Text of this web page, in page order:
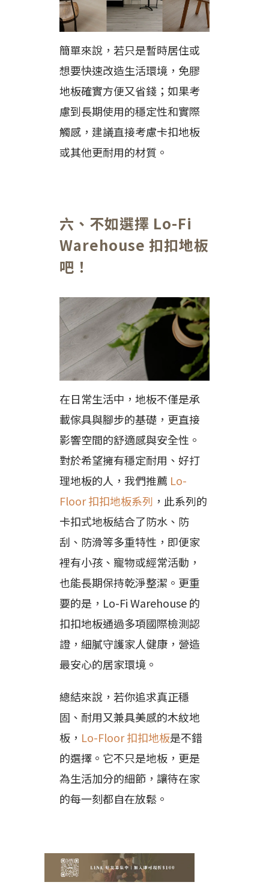
簡單來說，若只是暫時居住或
想要快速改造生活環境，免膠
地板確實方便又省錢；如果考
慮到長期使用的穩定性和實際
觸感，建議直接考慮卡扣地板
或其他更耐用的材質。
六、不如選擇 Lo-Fi
Warehouse 扣扣地板
吧！
在日常生活中，地板不僅是承
載傢具與腳步的基礎，更直接
影響空間的舒適感與安全性。
對於希望擁有穩定耐用、好打
理地板的人，我們推薦 Lo-
Floor 扣扣地板系列 ，此系列的
卡扣式地板結合了防水、防
刮、防滑等多重特性，即便家
裡有小孩、寵物或經常活動，
也能長期保持乾淨整潔。更重
要的是，Lo-Fi Warehouse 的
扣扣地板通過多項國際檢測認
證，細膩守護家人健康，營造
最安心的居家環境。
總結來說，若你追求真正穩
固、耐用又兼具美感的木紋地
板， Lo-Floor 扣扣地板是不錯
的選擇。它不只是地板，更是
為生活加分的細節，讓待在家
的每一刻都自在放鬆。